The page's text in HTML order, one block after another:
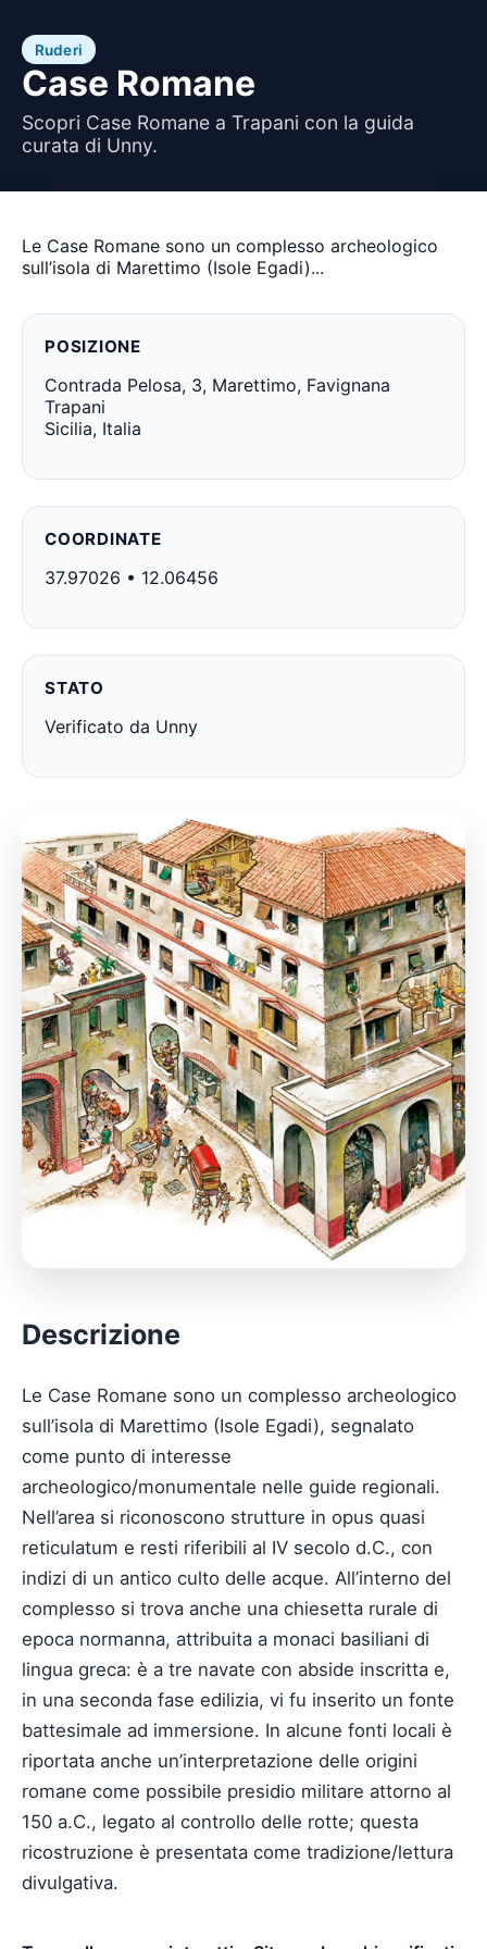
Ruderi
Case Romane
Scopri Case Romane a Trapani con la guida
curata di Unny.
Le Case Romane sono un complesso archeologico
sull’isola di Marettimo (Isole Egadi)...
POSIZIONE
Contrada Pelosa, 3, Marettimo, Favignana
Trapani
Sicilia, Italia
COORDINATE
37.97026 • 12.06456
STATO
Verificato da Unny
Descrizione
Le Case Romane sono un complesso archeologico
sull’isola di Marettimo (Isole Egadi), segnalato
come punto di interesse
archeologico/monumentale nelle guide regionali.
Nell’area si riconoscono strutture in opus quasi
reticulatum e resti riferibili al IV secolo d.C., con
indizi di un antico culto delle acque. All’interno del
complesso si trova anche una chiesetta rurale di
epoca normanna, attribuita a monaci basiliani di
lingua greca: è a tre navate con abside inscritta e,
in una seconda fase edilizia, vi fu inserito un fonte
battesimale ad immersione. In alcune fonti locali è
riportata anche un’interpretazione delle origini
romane come possibile presidio militare attorno al
150 a.C., legato al controllo delle rotte; questa
ricostruzione è presentata come tradizione/lettura
divulgativa.